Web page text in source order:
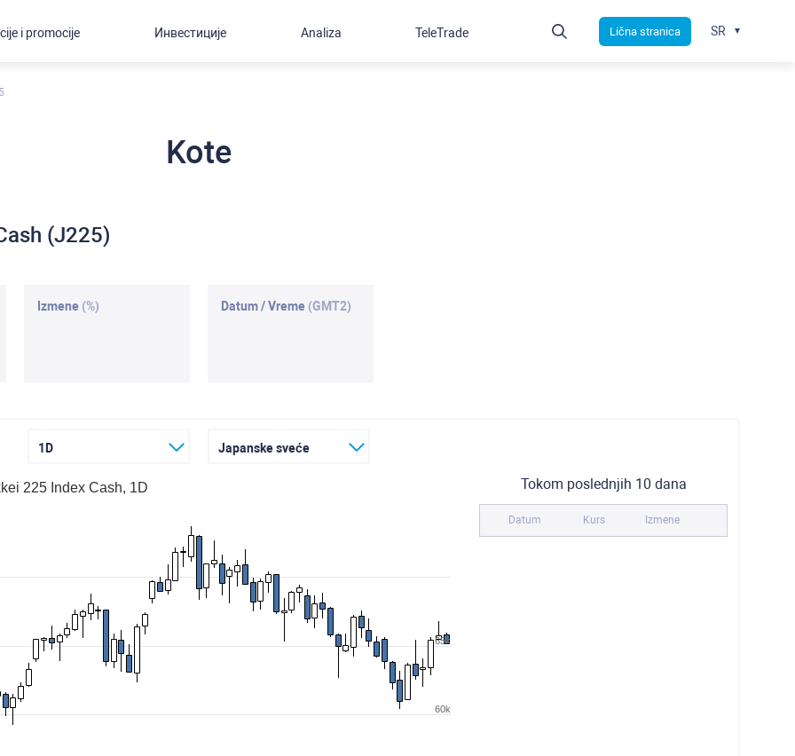
Kote
(J225)
Izmene (%) Datum / Vreme (GMT2)
1D Japanske sveće
225 Index Cash, 1D
60k
65k
Tokom poslednjih 10 dana
Datum Kurs Izmene
i promocije Инвестиције Analiza TeleTrade Lična stranica SR